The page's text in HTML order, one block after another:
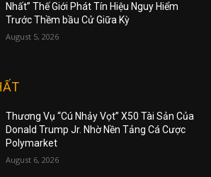
Nhất” Thế Giới Phát Tín Hiệu Nguy Hiểm
Trước Thềm bầu Cử Giữa Kỳ
August 5, 2026
Thương Vụ “Cú Nhảy Vọt” X50 Tài Sản Của
Donald Trump Jr. Nhờ Nền Tảng Cá Cược
Polymarket
August 6, 2026